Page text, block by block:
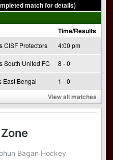
match for details)
Time/Results
CISF Protectors 4:00 pm
South United FC 8 - 0
East Bengal 1 - 0
View all matches